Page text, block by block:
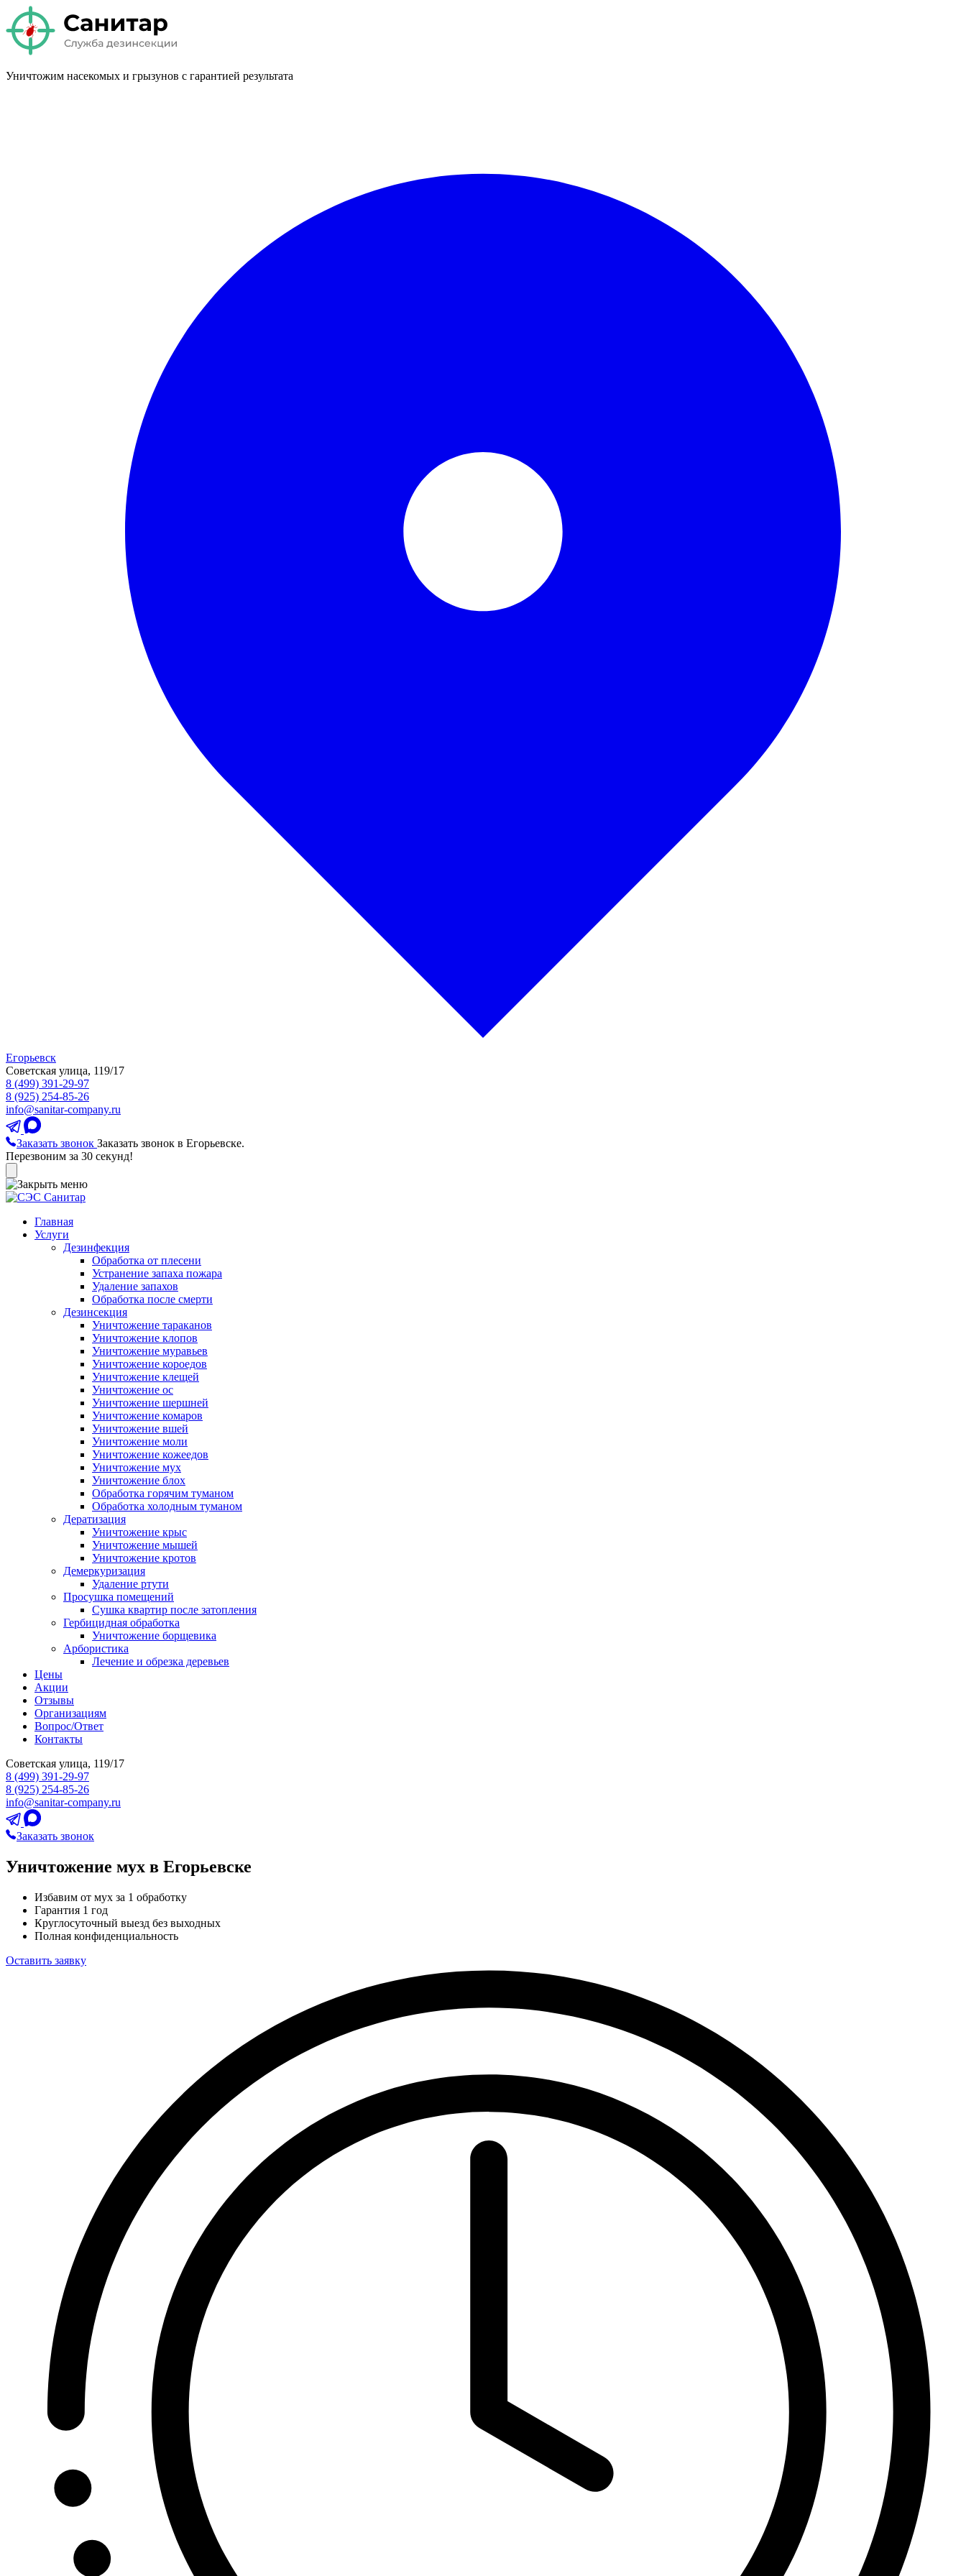
Уничтожим насекомых и грызунов с гарантией результата
Егорьевск
Советская улица, 119/17
8 (499) 391-29-97
8 (925) 254-85-26
info@sanitar-company.ru
Заказать звонок Заказать звонок в Егорьевске.
Перезвоним за 30 секунд!
Главная
Услуги
Дезинфекция
Обработка от плесени
Устранение запаха пожара
Удаление запахов
Обработка после смерти
Дезинсекция
Уничтожение тараканов
Уничтожение клопов
Уничтожение муравьев
Уничтожение короедов
Уничтожение клещей
Уничтожение ос
Уничтожение шершней
Уничтожение комаров
Уничтожение вшей
Уничтожение моли
Уничтожение кожеедов
Уничтожение мух
Уничтожение блох
Обработка горячим туманом
Обработка холодным туманом
Дератизация
Уничтожение крыс
Уничтожение мышей
Уничтожение кротов
Демеркуризация
Удаление ртути
Просушка помещений
Сушка квартир после затопления
Гербицидная обработка
Уничтожение борщевика
Арбористика
Лечение и обрезка деревьев
Цены
Акции
Отзывы
Организациям
Вопрос/Ответ
Контакты
Советская улица, 119/17
8 (499) 391-29-97
8 (925) 254-85-26
info@sanitar-company.ru
Заказать звонок
Уничтожение мух в Егорьевске
Избавим от мух за 1 обработку
Гарантия 1 год
Круглосуточный выезд без выходных
Полная конфиденциальность
Оставить заявку